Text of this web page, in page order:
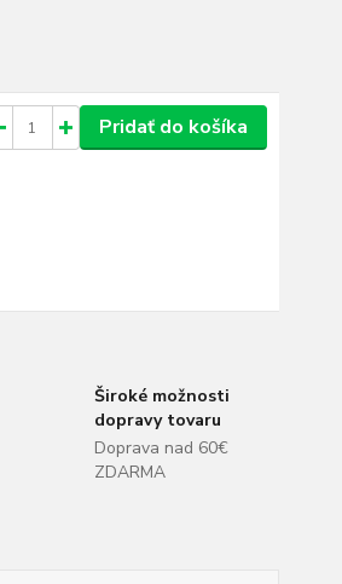
Pridať do košíka
Široké možnosti
dopravy tovaru
Doprava nad 60€
ZDARMA